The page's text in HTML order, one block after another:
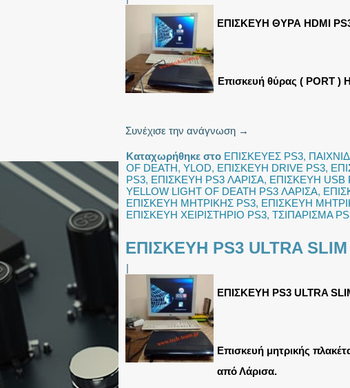
ΕΠΙΣΚΕΥΗ ΘΥΡΑ HDMI
Επισκευή θύρας ( PORT )
Συνέχισε την ανάγνωση →
Καταχωρήθηκε στο ΕΠΙΣΚΕΥΕΣ PS3,
OF DEATH, YLOD, ΕΠΙΣΚΕΥΗ DRIVE PS3,
PS3, ΕΠΙΣΚΕΥΗ PS3 ΛΑΡΙΣΑ, ΕΠΙΣΚΕΥΗ USB
YELLOW LIGHT OF DEATH PS3 ΛΑΡΙΣΑ,
ΕΠΙΣΚΕΥΗ ΜΗΤΡΙΚΗΣ PS3, ΕΠΙΣΚΕΥΗ
ΕΠΙΣΚΕΥΗ ΧΕΙΡΙΣΤΗΡΙΟ PS3, ΤΣΙΠΑΡΙΣΜΑ
ΕΠΙΣΚΕΥΗ PS3 ULTRA SLIM
|
ΕΠΙΣΚΕΥΗ PS3 ULTRA
Επισκευή μητρικής
από Λάρισα.